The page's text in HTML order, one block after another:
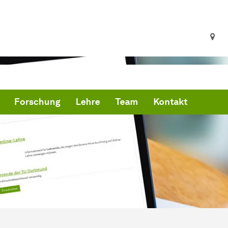
Forschung Lehre Team Kontakt
hier: